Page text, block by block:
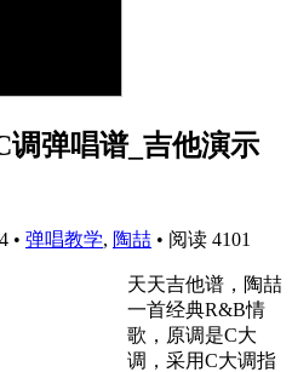
调弹唱谱_吉他演示
• 弹唱教学, 陶喆 • 阅读 4101
天天吉他谱，陶喆
一首经典R&B情
歌，原调是C大
调，采用C大调指